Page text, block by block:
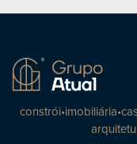
constrói•imobiliária•